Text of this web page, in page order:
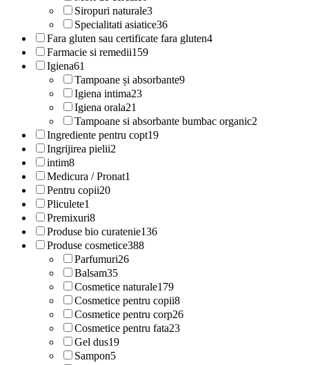
Siropuri naturale3
Specialitati asiatice36
Fara gluten sau certificate fara gluten4
Farmacie si remedii159
Igiena61
Tampoane și absorbante9
Igiena intima23
Igiena orala21
Tampoane si absorbante bumbac organic2
Ingrediente pentru copt19
Ingrijirea pielii2
intim8
Medicura / Pronat1
Pentru copii20
Pliculete1
Premixuri8
Produse bio curatenie136
Produse cosmetice388
Parfumuri26
Balsam35
Cosmetice naturale179
Cosmetice pentru copii8
Cosmetice pentru corp26
Cosmetice pentru fata23
Gel dus19
Sampon5